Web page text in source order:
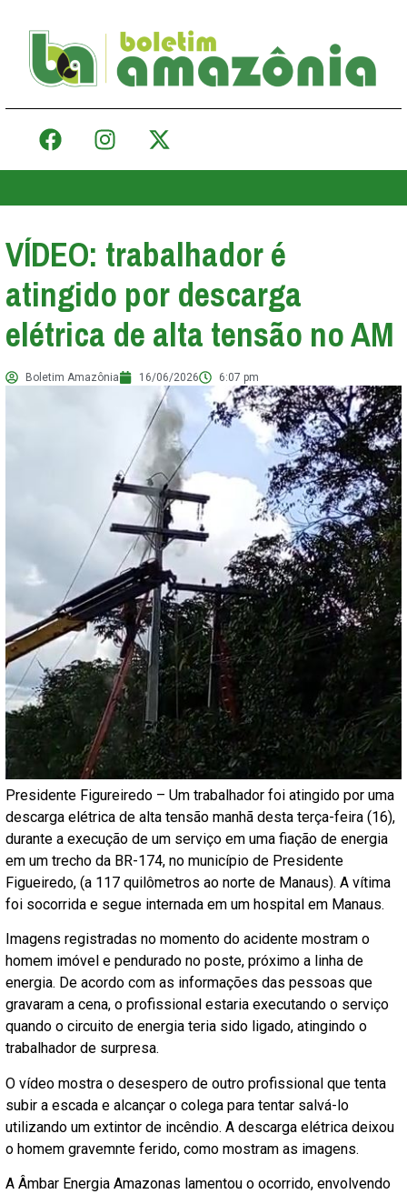
VÍDEO: trabalhador é
atingido por descarga
elétrica de alta tensão no AM
Boletim Amazônia 16/06/2026 6:07 pm
Presidente Figureiredo – Um trabalhador foi atingido por uma
descarga elétrica de alta tensão manhã desta terça-feira (16),
durante a execução de um serviço em uma fiação de energia
em um trecho da BR-174, no município de Presidente
Figueiredo, (a 117 quilômetros ao norte de Manaus). A vítima
foi socorrida e segue internada em um hospital em Manaus.
Imagens registradas no momento do acidente mostram o
homem imóvel e pendurado no poste, próximo a linha de
energia. De acordo com as informações das pessoas que
gravaram a cena, o profissional estaria executando o serviço
quando o circuito de energia teria sido ligado, atingindo o
trabalhador de surpresa.
O vídeo mostra o desespero de outro profissional que tenta
subir a escada e alcançar o colega para tentar salvá-lo
utilizando um extintor de incêndio. A descarga elétrica deixou
o homem gravemnte ferido, como mostram as imagens.
A Âmbar Energia Amazonas lamentou o ocorrido, envolvendo